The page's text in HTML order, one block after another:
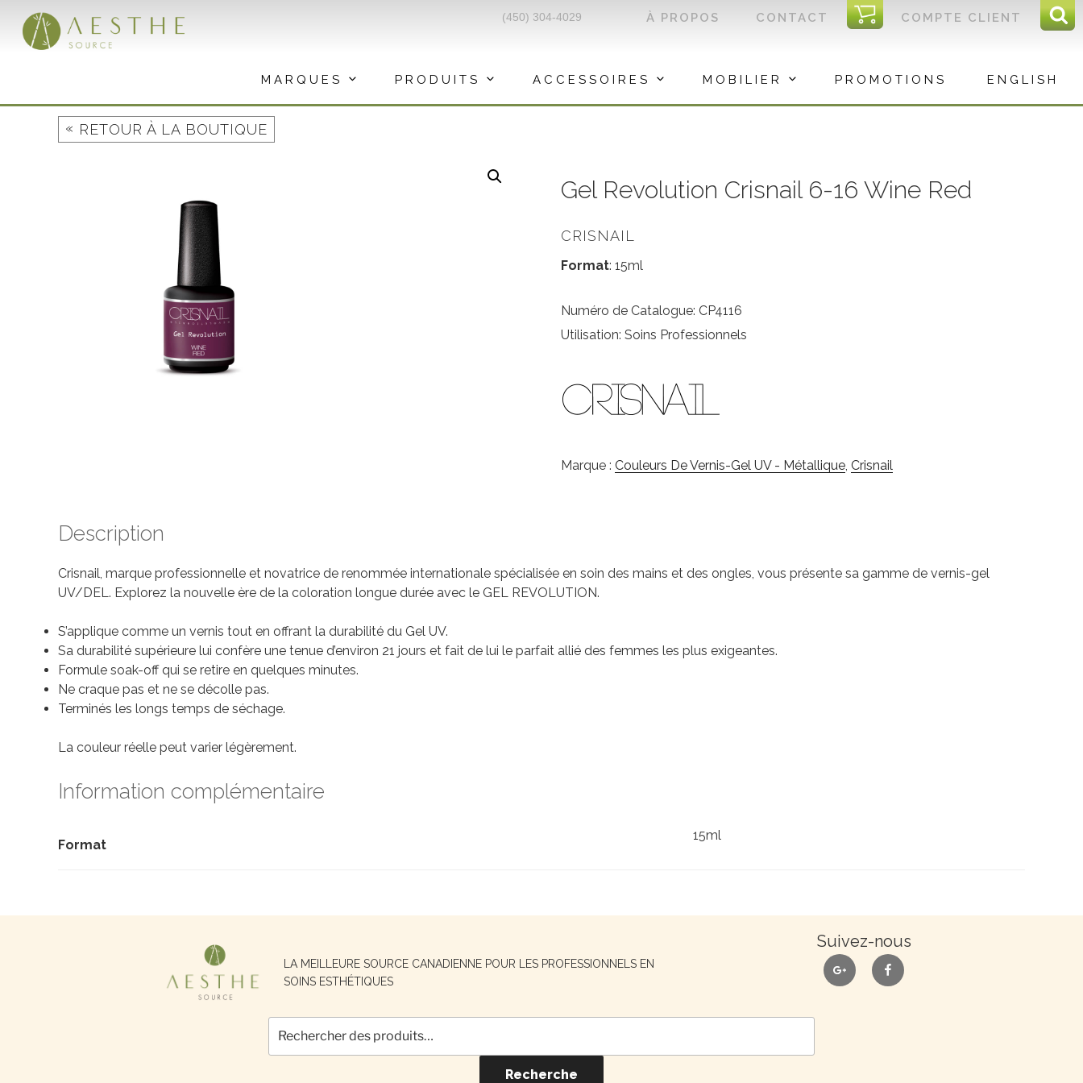
contenu
COMPTE CLIENT
I
C
CONTACT
À PROPOS
(450) 304-4029
MARQUES PRODUITS ACCESSOIRES MOBILIER PROMOTIONS ENGLISH
« RETOUR À LA BOUTIQUE
Gel Revolution Crisnail 6-16 Wine Red
CRISNAIL
Format: 15ml
Numéro de Catalogue: CP4116
Utilisation: Soins Professionnels
Marque : Couleurs De Vernis-Gel UV - Métallique, Crisnail
Description
Crisnail, marque professionnelle et novatrice de renommée internationale spécialisée en soin des mains et des ongles, vous présente sa gamme de vernis-gel
UV/DEL. Explorez la nouvelle ère de la coloration longue durée avec le GEL REVOLUTION.
S’applique comme un vernis tout en offrant la durabilité du Gel UV.
Sa durabilité supérieure lui confère une tenue d’environ 21 jours et fait de lui le parfait allié des femmes les plus exigeantes.
Formule soak-off qui se retire en quelques minutes.
Ne craque pas et ne se décolle pas.
Terminés les longs temps de séchage.
La couleur réelle peut varier légèrement.
Information complémentaire
Format
15ml
LA MEILLEURE SOURCE CANADIENNE POUR LES PROFESSIONNELS EN
SOINS ESTHÉTIQUES
Suivez-nous
google facebook
pour :
Recherche